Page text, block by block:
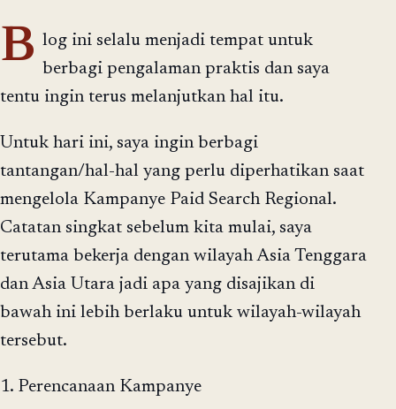
B log ini selalu menjadi tempat untuk
berbagi pengalaman praktis dan saya
tentu ingin terus melanjutkan hal itu.
Untuk hari ini, saya ingin berbagi
tantangan/hal-hal yang perlu diperhatikan saat
mengelola Kampanye Paid Search Regional.
Catatan singkat sebelum kita mulai, saya
terutama bekerja dengan wilayah Asia Tenggara
dan Asia Utara jadi apa yang disajikan di
bawah ini lebih berlaku untuk wilayah-wilayah
tersebut.
1. Perencanaan Kampanye